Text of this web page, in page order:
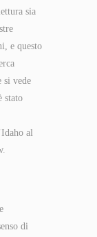
sia
e questo
si vede
stato
al
di